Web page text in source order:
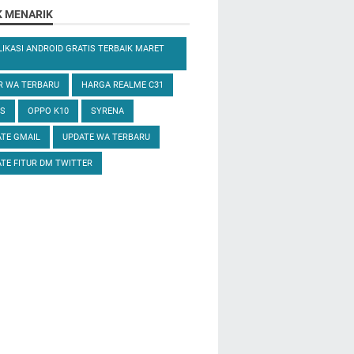
MENARIK
ANDROID GRATIS TERBAIK MARET
WA TERBARU HARGA REALME C31
OPPO K10 SYRENA
GMAIL UPDATE WA TERBARU
FITUR DM TWITTER